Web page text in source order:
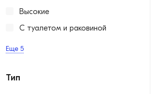
Высокие
С туалетом и раковиной
Еще 5
Тип